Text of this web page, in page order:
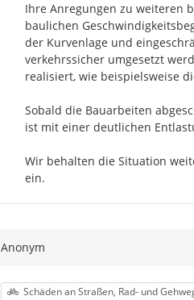
Ihre Anregungen zu weiteren
baulichen
der Kurvenlage und
verkehrssicher umgesetzt
realisiert, wie beispielsweise
Sobald die Bauarbeiten
ist mit einer deutlichen
Wir behalten die Situation
ein.
Anonym
Kategorie
Schäden an Straßen, Rad- und